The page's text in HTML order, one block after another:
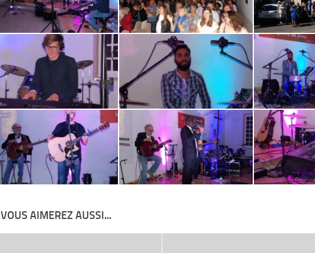
VOUS AIMEREZ AUSSI...